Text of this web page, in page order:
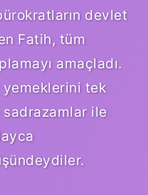
devlet
Fatih, tüm
amaçladı.
tek
sadrazamlar ile